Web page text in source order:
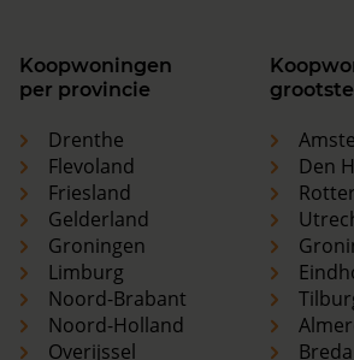
Koopwoningen
per provincie
Drenthe
Flevoland
Friesland
Gelderland
Groningen
Limburg
Noord-Brabant
Noord-Holland
Overijssel
Den
Breda